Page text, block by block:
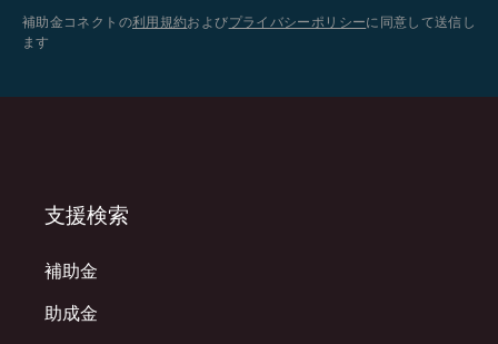
補助金コネクトの利用規約およびプライバシーポリシーに同意して送信し
ます
支援検索
補助金
助成金